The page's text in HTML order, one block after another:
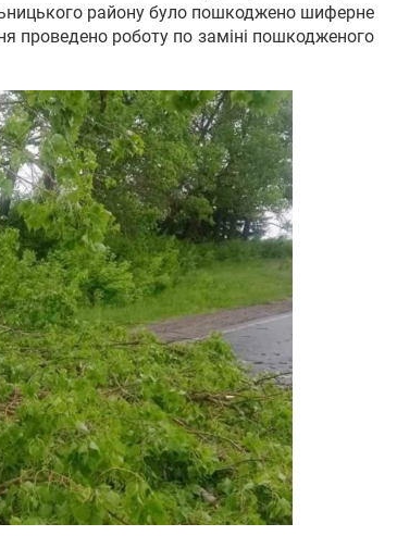
району було пошкоджено шиферне
проведено роботу по заміні пошкодженого